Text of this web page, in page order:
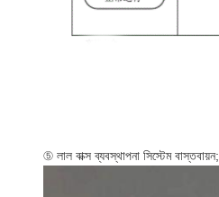
⑤ লাল বাক্স ব্যবস্থাপনা সিস্টেম বাস্তবায়ন;